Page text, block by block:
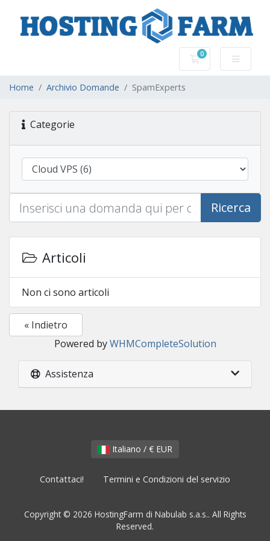
0
Carrello
Home Archivio Domande SpamExperts
Categorie
Ricerca
Articoli
Non ci sono articoli
« Indietro
Powered byWHMCompleteSolution
Assistenza
Italiano / € EUR
Contattaci! Termini e Condizioni del servizio
Copyright © 2026 HostingFarm di Nabulab s.a.s.. All Rights
Reserved.